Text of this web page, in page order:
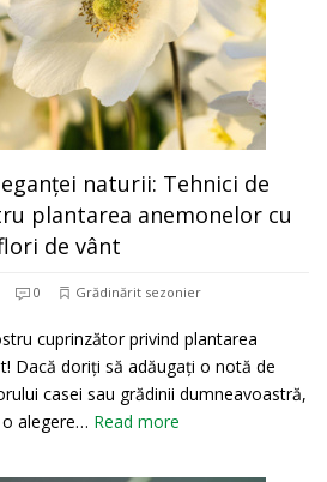
naturii: Tehnici de
plantarea anemonelor cu
de vânt
0 Grădinărit sezonier
cuprinzător privind plantarea
Dacă doriți să adăugați o notă de
casei sau grădinii dumneavoastră,
alegere… Read more